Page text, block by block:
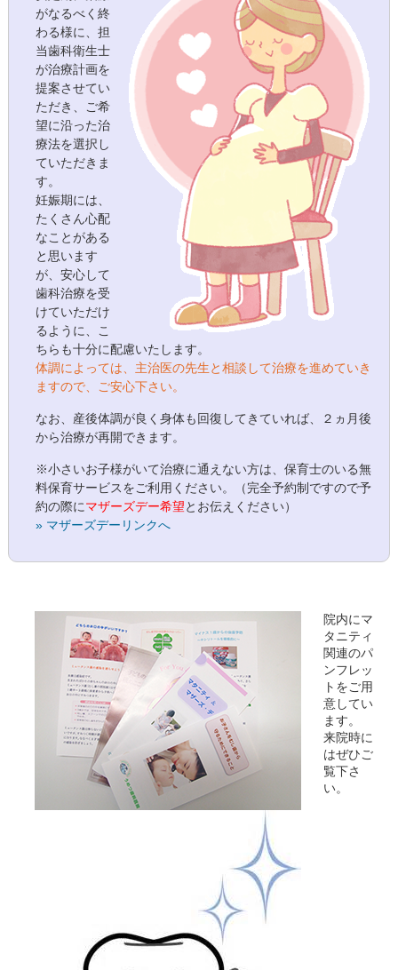
がなるべく終
わる様に、担
当歯科衛生士
が治療計画を
提案させてい
ただき、ご希
望に沿った治
療法を選択し
ていただきま
す。
妊娠期には、
たくさん心配
なことがある
と思います
が、安心して
歯科治療を受
けていただけ
るように、こ
ちらも十分に配慮いたします。
体調によっては、主治医の先生と相談して治療を進めていき
ますので、ご安心下さい。
なお、産後体調が良く身体も回復してきていれば、２ヵ月後
から治療が再開できます。
※小さいお子様がいて治療に通えない方は、保育士のいる無
料保育サービスをご利用ください。（完全予約制ですので予
約の際にマザーズデー希望とお伝えください）
» マザーズデーリンクへ
院内にマ
タニティ
関連のパ
ンフレッ
トをご用
意してい
ます。
来院時に
はぜひご
覧下さ
い。